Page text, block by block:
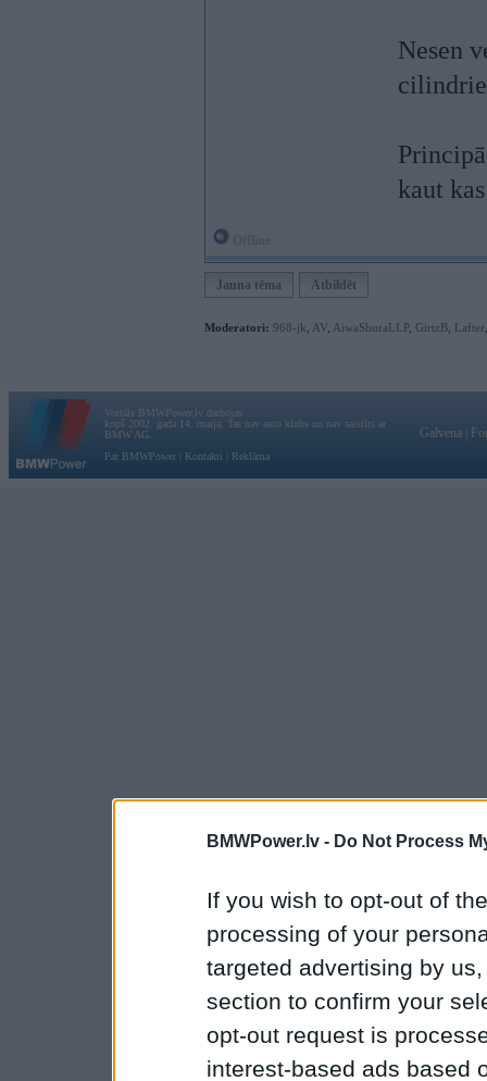
BMWPower.lv - Do Not Process
If you wish to opt-out of
processing of your
targeted advertising by
section to confirm your
opt-out request is
interest-based ads based
Nesen
kaut
Jauna tēma Atbildēt
Moderatori: 968-jk AV AiwaShuraLLP, GirtzB Lafter
Vortāls BMWPower.lv darbojas
kopš 2002. gada 14. maija. Tas nav auto klubs un nav saistīts ar
BMW AG.
Par BMWPower
Kontakti Reklāma
Galvena